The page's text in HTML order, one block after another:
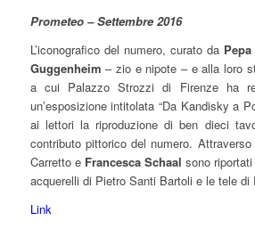
Prometeo – Settembre 2016
L’iconografico del numero, curato da
Guggenheim – zio e nipote – e alla loro
a cui Palazzo Strozzi di Firenze ha
un’esposizione intitolata “Da Kandisky a
ai lettori la riproduzione di ben dieci
contributo pittorico del numero.
Carretto e Francesca Schaal sono
acquerelli di Pietro Santi Bartoli e le tele di
Link